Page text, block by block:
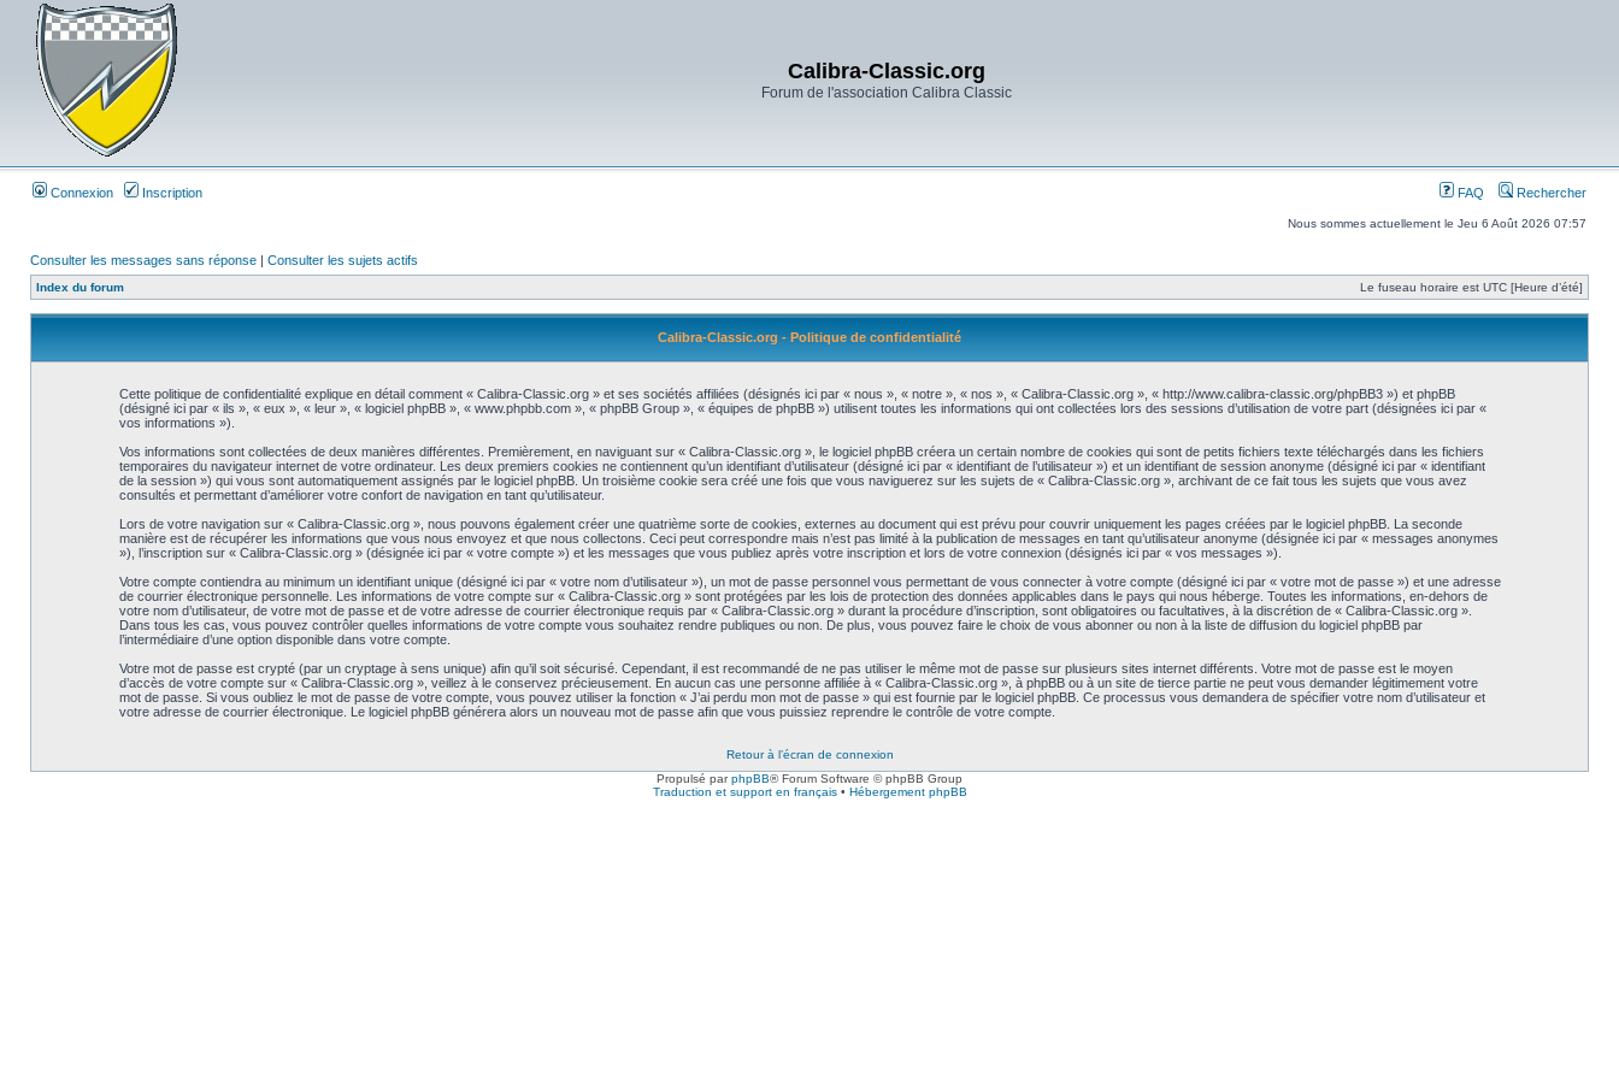
Calibra-Classic.org
Forum de l'association Calibra Classic
Connexion Inscription FAQ Rechercher
Nous sommes actuellement le Jeu 6 Août 2026 07:57
Consulter les messages sans réponse | Consulter les sujets actifs
Index du forum Le fuseau horaire est UTC [Heure d’été]
Calibra-Classic.org - Politique de confidentialité
Cette politique de confidentialité explique en détail comment « Calibra-Classic.org » et ses sociétés affiliées (désignés ici par « nous », « notre », « nos », « Calibra-Classic.org », « http://www.calibra-classic.org/phpBB3 ») et phpBB
(désigné ici par « ils », « eux », « leur », « logiciel phpBB », « www.phpbb.com », « phpBB Group », « équipes de phpBB ») utilisent toutes les informations qui ont collectées lors des sessions d’utilisation de votre part (désignées ici par «
vos informations »).
Vos informations sont collectées de deux manières différentes. Premièrement, en naviguant sur « Calibra-Classic.org », le logiciel phpBB créera un certain nombre de cookies qui sont de petits fichiers texte téléchargés dans les fichiers
temporaires du navigateur internet de votre ordinateur. Les deux premiers cookies ne contiennent qu’un identifiant d’utilisateur (désigné ici par « identifiant de l’utilisateur ») et un identifiant de session anonyme (désigné ici par « identifiant
de la session ») qui vous sont automatiquement assignés par le logiciel phpBB. Un troisième cookie sera créé une fois que vous naviguerez sur les sujets de « Calibra-Classic.org », archivant de ce fait tous les sujets que vous avez
consultés et permettant d’améliorer votre confort de navigation en tant qu’utilisateur.
Lors de votre navigation sur « Calibra-Classic.org », nous pouvons également créer une quatrième sorte de cookies, externes au document qui est prévu pour couvrir uniquement les pages créées par le logiciel phpBB. La seconde
manière est de récupérer les informations que vous nous envoyez et que nous collectons. Ceci peut correspondre mais n’est pas limité à la publication de messages en tant qu’utilisateur anonyme (désignée ici par « messages anonymes
»), l’inscription sur « Calibra-Classic.org » (désignée ici par « votre compte ») et les messages que vous publiez après votre inscription et lors de votre connexion (désignés ici par « vos messages »).
Votre compte contiendra au minimum un identifiant unique (désigné ici par « votre nom d’utilisateur »), un mot de passe personnel vous permettant de vous connecter à votre compte (désigné ici par « votre mot de passe ») et une adresse
de courrier électronique personnelle. Les informations de votre compte sur « Calibra-Classic.org » sont protégées par les lois de protection des données applicables dans le pays qui nous héberge. Toutes les informations, en-dehors de
votre nom d’utilisateur, de votre mot de passe et de votre adresse de courrier électronique requis par « Calibra-Classic.org » durant la procédure d’inscription, sont obligatoires ou facultatives, à la discrétion de « Calibra-Classic.org ».
Dans tous les cas, vous pouvez contrôler quelles informations de votre compte vous souhaitez rendre publiques ou non. De plus, vous pouvez faire le choix de vous abonner ou non à la liste de diffusion du logiciel phpBB par
l’intermédiaire d’une option disponible dans votre compte.
Votre mot de passe est crypté (par un cryptage à sens unique) afin qu’il soit sécurisé. Cependant, il est recommandé de ne pas utiliser le même mot de passe sur plusieurs sites internet différents. Votre mot de passe est le moyen
d’accès de votre compte sur « Calibra-Classic.org », veillez à le conservez précieusement. En aucun cas une personne affiliée à « Calibra-Classic.org », à phpBB ou à un site de tierce partie ne peut vous demander légitimement votre
mot de passe. Si vous oubliez le mot de passe de votre compte, vous pouvez utiliser la fonction « J’ai perdu mon mot de passe » qui est fournie par le logiciel phpBB. Ce processus vous demandera de spécifier votre nom d’utilisateur et
votre adresse de courrier électronique. Le logiciel phpBB générera alors un nouveau mot de passe afin que vous puissiez reprendre le contrôle de votre compte.
Retour à l’écran de connexion
Propulsé parphpBB® Forum Software © phpBB Group
Traduction et support en français• Hébergement phpBB